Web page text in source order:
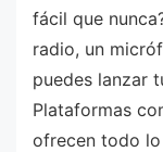
fácil que
radio, un
puedes lanzar
Plataformas
ofrecen todo